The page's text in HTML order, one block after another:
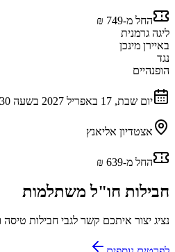
החל מ-‏749 ‏₪
ליגה גרמנית
באיירן מינכן
נגד
הופנהיים
יום שבת, 17 באפריל 2027 בשעה 16:30
אצטדיון אליאנץ
החל מ-‏639 ‏₪
חבילות חו"ל משתלמות
נציג יצור איתכם קשר לגבי חבילות